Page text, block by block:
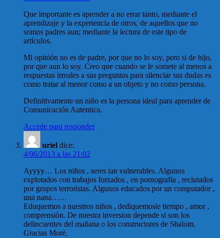
Que importante es aprender a no errar tanto, mediante el
aprendizaje y la experiencia de otros, de aquellos que no
somos padres aun; mediante la lectura de este tipo de
artículos.
Mi opinión no es de padre, por que no lo soy, pero si de hijo,
por que aun lo soy. Creo que cuando se le somete al menos a
respuestas irreales a sus preguntas para silenciar sus dudas es
como tratar al menor como a un objeto y no como persona.
Definitivamente un niño es la persona ideal para aprender de
Comunicación Autentica.
Accede para responder
uriel dice:
4/06/2013 a las 21:02
Ayyyy… Los niños , seres tan vulnerables. Algunos
explotados con trabajos forzados , en pornografia , reclutados
por grupos terroristas. Algunos educados por un computador ,
una nana……
Eduquemos a nuestros niños , dediquemosle tiempo , amor ,
comprensiòn. De nuestra inversion depende si son los
delincuentes del mañana o los constructores de Shalom.
Gracias Morè.